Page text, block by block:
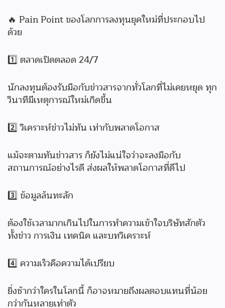
🔥 Pain Point ของโลกการลงทุนยุคใหม่ที่ประกอบไป
ด้วย
1️⃣ ตลาดเปิดตลอด 24/7
นักลงทุนต้องรับมือกับข่าวสารจากทั่วโลกที่ไม่เคยหยุด ทุก
วินาทีมีเหตุการณ์ใหม่เกิดขึ้น
2️⃣ วิเคราะห์ข่าวไม่ทัน เท่ากับพลาดโอกาส
แม้จะตามทันข่าวสาร ก็ยังไม่แน่ใจว่าจะลงมือกับ
สถานการณ์อย่างไรดี ส่งผลให้พลาดโอกาสที่ดีไป
3️⃣ ข้อมูลล้นทะลัก
ต้องใช้เวลามากเกินไปในการทำความเข้าใจบริษัทสักตัว
ทั้งข่าว การเงิน เทคนิค และบทวิเคราะห์
4️⃣ ความเร็วคือความได้เปรียบ
ยิ่งช้ากว่าใครในโลกนี้ ก็อาจหมายถึงผลตอบแทนที่น้อย
กว่ากันหลายเท่าตัว